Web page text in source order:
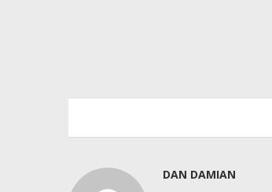
DAN DAMIAN